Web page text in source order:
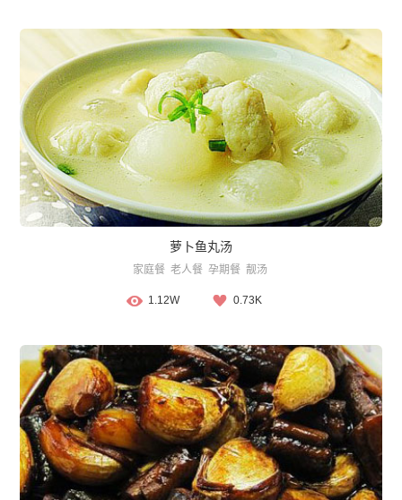
萝卜鱼丸汤
家庭餐 老人餐 孕期餐 靓汤
1.12W 0.73K